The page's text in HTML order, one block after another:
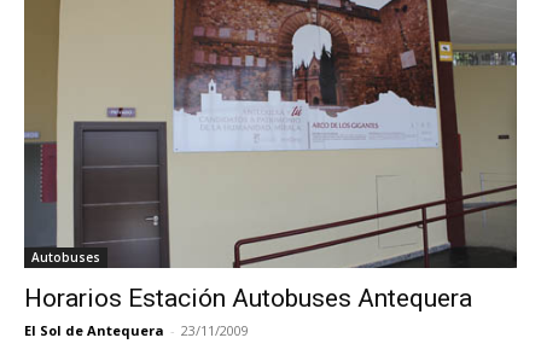
Autobuses
Horarios Estación Autobuses Antequera
El Sol de Antequera - 23/11/2009